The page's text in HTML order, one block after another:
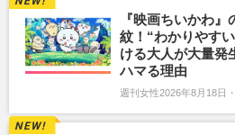
『映画ちいかわ
紋！“わかりやす
ける大人が大量発
ハマる理由
週刊女性2026年8月18日